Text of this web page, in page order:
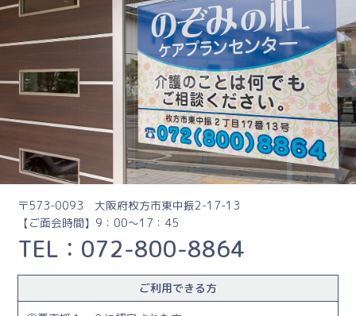
〒573-0093 大阪府枚方市東中振2-17-13
【ご面会時間】9：00～17：45
TEL：072-800-8864
ご利用できる方